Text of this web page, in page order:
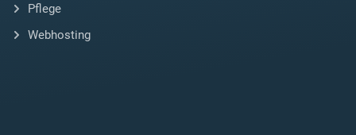
Pflege
Webhosting